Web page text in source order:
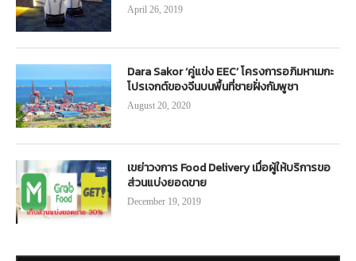
April 26, 2019
Dara Sakor ‘คู่แข่ง EEC’ โครงการอภิมหาเมกะ
โปรเจกต์ของจีนบนพื้นที่ชายฝั่งกัมพูชา
August 20, 2020
เขย่าวงการ Food Delivery เมื่อผู้ให้บริการขอ
ส่วนแบ่งยอดขาย
December 19, 2019